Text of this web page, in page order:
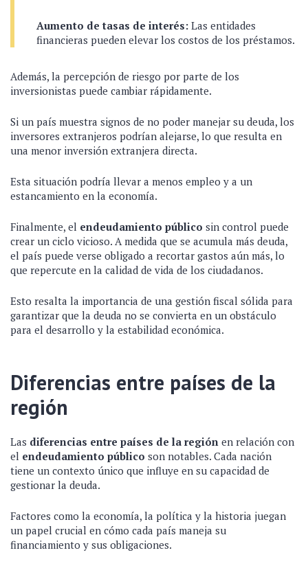
Aumento de tasas de interés: Las entidades
financieras pueden elevar los costos de los préstamos.
Además, la percepción de riesgo por parte de los
inversionistas puede cambiar rápidamente.
Si un país muestra signos de no poder manejar su deuda, los
inversores extranjeros podrían alejarse, lo que resulta en
una menor inversión extranjera directa.
Esta situación podría llevar a menos empleo y a un
estancamiento en la economía.
Finalmente, el endeudamiento público sin control puede
crear un ciclo vicioso. A medida que se acumula más deuda,
el país puede verse obligado a recortar gastos aún más, lo
que repercute en la calidad de vida de los ciudadanos.
Esto resalta la importancia de una gestión fiscal sólida para
garantizar que la deuda no se convierta en un obstáculo
para el desarrollo y la estabilidad económica.
Diferencias entre países de la
región
Las diferencias entre países de la región en relación con
el endeudamiento público son notables. Cada nación
tiene un contexto único que influye en su capacidad de
gestionar la deuda.
Factores como la economía, la política y la historia juegan
un papel crucial en cómo cada país maneja su
financiamiento y sus obligaciones.